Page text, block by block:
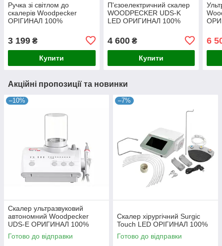
Ручка зі світлом до
скалерів Woodpecker
ОРІГИНАЛ 100%
3 199 ₴
Купити
П'єзоелектричний скалер
WOODPECKER UDS-K
LED ОРИГИНАЛ 100%
4 600₴
Купити
6
Акційні пропозиції та новинки
–10%
Скалер ультразвуковий
автономний Woodpecker
UDS-E ОРИГИНАЛ 100%
Готово до відправки
–7%
Скалер хірургічний Surgic
Touch LED ОРІГИНАЛ 100%
Готово до відправки